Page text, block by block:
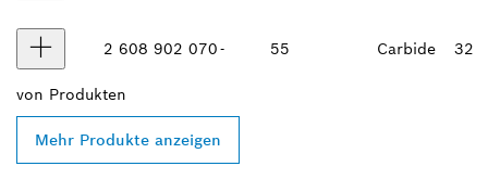
2 608 902 070- 55 Carbide 32
von Produkten
Mehr Produkte anzeigen